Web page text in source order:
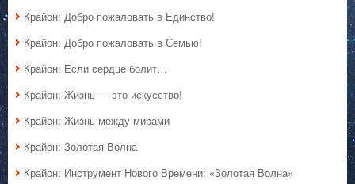
Крайон: Добро пожаловать в Единство!
Крайон: Добро пожаловать в Семью!
Крайон: Если сердце болит…
Крайон: Жизнь — это искусство!
Крайон: Жизнь между мирами
Крайон: Золотая Волна
Крайон: Инструмент Нового Времени: «Золотая Волна»